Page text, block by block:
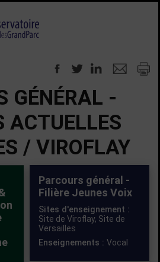
GÉNÉRAL -
ACTUELLES
/ VIROFLAY
Parcours général -
Filière Jeunes Voix
Sites d'enseignement :
Site de Viroflay, Site de
Versailles
Enseignements : Vocal